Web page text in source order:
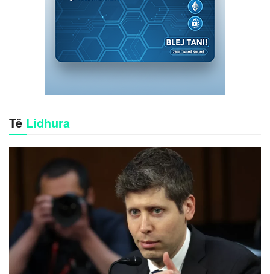
Të Lidhura